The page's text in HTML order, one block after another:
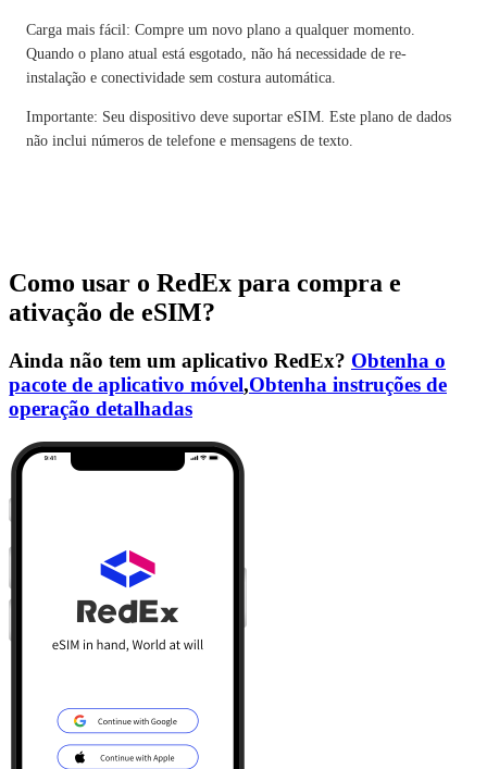
Carga mais fácil: Compre um novo plano a qualquer momento.
Quando o plano atual está esgotado, não há necessidade de re-
instalação e conectividade sem costura automática.
Importante: Seu dispositivo deve suportar eSIM. Este plano de dados
não inclui números de telefone e mensagens de texto.
Como usar o RedEx para compra e
ativação de eSIM?
Ainda não tem um aplicativo RedEx? Obtenha o
pacote de aplicativo móvel,Obtenha instruções de
operação detalhadas